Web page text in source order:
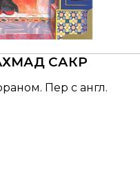
САКР
Пер с англ.